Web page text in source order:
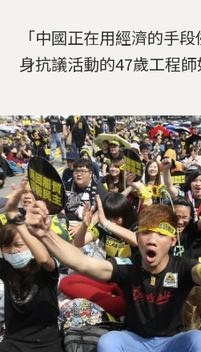
「中國正在用經濟的手
身抗議活動的47歲工程師